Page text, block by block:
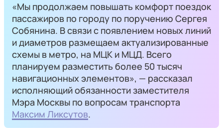
«Мы продолжаем повышать комфорт поездок
пассажиров по городу по поручению Сергея
Собянина. В связи с появлением новых линий
и диаметров размещаем актуализированные
схемы в метро, на МЦК и МЦД. Всего
планируем разместить более 50 тысяч
навигационных элементов», — рассказал
исполняющий обязанности заместителя
Мэра Москвы по вопросам транспорта
Максим Ликсутов.